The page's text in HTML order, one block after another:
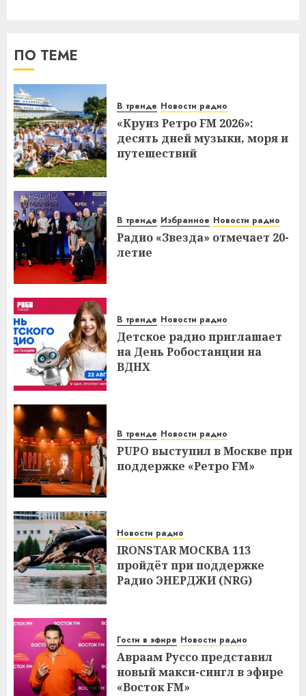
ПО ТЕМЕ
В тренде Новости радио
«Круиз Ретро FM 2026»:
десять дней музыки, моря и
путешествий
В тренде Избранное Новости радио
Радио «Звезда» отмечает 20-
летие
В тренде Новости радио
Детское радио приглашает
на День Робостанции на
ВДНХ
В тренде Новости радио
PUPO выступил в Москве при
поддержке «Ретро FM»
Новости радио
IRONSTAR МОСКВА 113
пройдёт при поддержке
Радио ЭНЕРДЖИ (NRG)
Гости в эфире Новости радио
Авраам Руссо представил
новый макси-сингл в эфире
«Восток FM»